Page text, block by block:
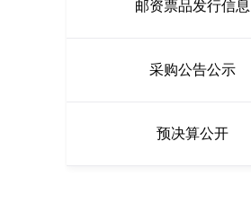
邮资票品发行信息
采购公告公示
预决算公开